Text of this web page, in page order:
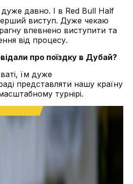
давно. І в Red Bull Half
виступ. Дуже чекаю
впевнено виступити та
від процесу.
про поїздку в Дубай?
їм дуже
представляти нашу країну
турнірі.